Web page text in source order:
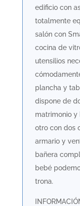
edificio con
totalmente
salón con
cocina de
utensilios
plancha y
dispone de
matrimonio y
otro con dos
armario y
bañera
bebé
trona.